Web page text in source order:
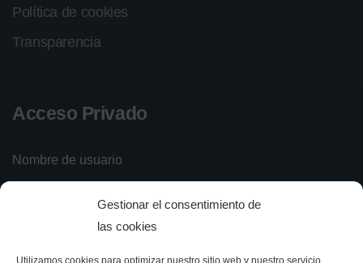
Gestionar el consentimiento de
las cookies
Utilizamos cookies para optimizar nuestro sitio web y nuestro servicio.
Política de cookies
Transparencia
Acceso Privado
Nombre de usuario